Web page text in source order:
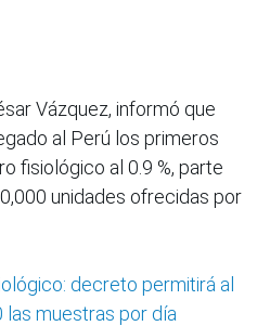
Vázquez, informó que
al Perú los primeros
fisiológico al 0.9 %, parte
unidades ofrecidas por
decreto permitirá al
las muestras por día